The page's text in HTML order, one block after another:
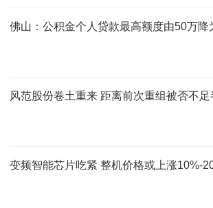
佛山：公积金个人贷款最高额度由50万降
风范股份卷土重来 距离前次重组被否不足
变频智能芯片吃紧 整机价格或上涨10%-